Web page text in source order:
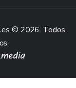
© 2026. Todos